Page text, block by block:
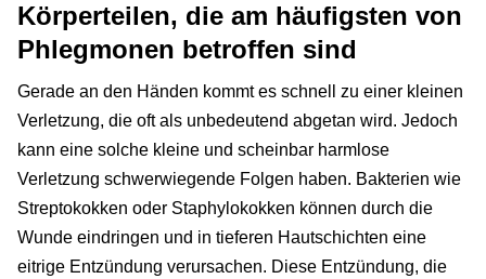
Körperteilen, die am häufigsten von
Phlegmonen betroffen sind
Gerade an den Händen kommt es schnell zu einer kleinen
Verletzung, die oft als unbedeutend abgetan wird. Jedoch
kann eine solche kleine und scheinbar harmlose
Verletzung schwerwiegende Folgen haben. Bakterien wie
Streptokokken oder Staphylokokken können durch die
Wunde eindringen und in tieferen Hautschichten eine
eitrige Entzündung verursachen. Diese Entzündung, die